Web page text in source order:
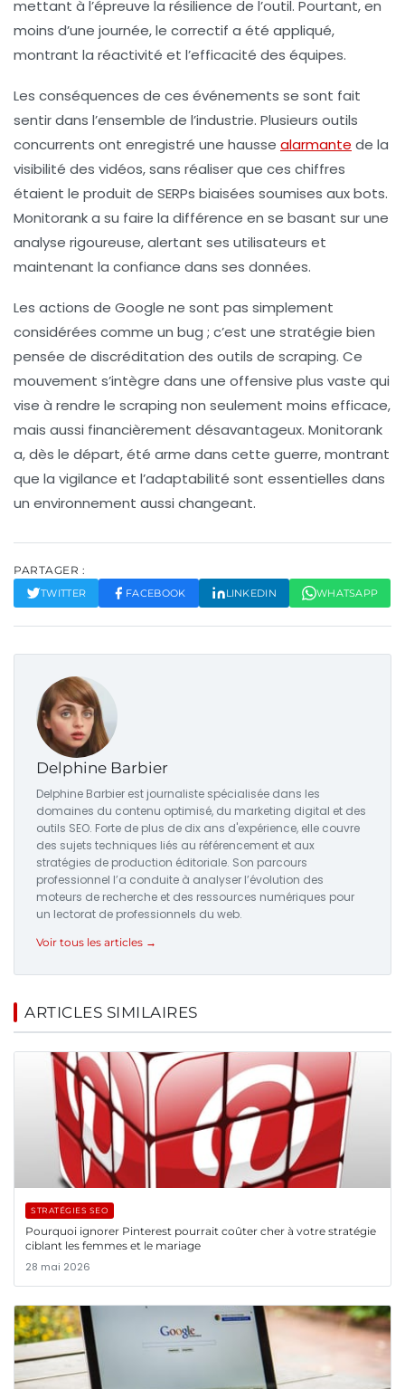
mettant à l’épreuve la résilience de l’outil. Pourtant, en
moins d’une journée, le correctif a été appliqué,
montrant la réactivité et l’efficacité des équipes.
Les conséquences de ces événements se sont fait
sentir dans l’ensemble de l’industrie. Plusieurs outils
concurrents ont enregistré une hausse alarmante de la
visibilité des vidéos, sans réaliser que ces chiffres
étaient le produit de SERPs biaisées soumises aux bots.
Monitorank a su faire la différence en se basant sur une
analyse rigoureuse, alertant ses utilisateurs et
maintenant la confiance dans ses données.
Les actions de Google ne sont pas simplement
considérées comme un bug ; c’est une stratégie bien
pensée de discréditation des outils de scraping. Ce
mouvement s’intègre dans une offensive plus vaste qui
vise à rendre le scraping non seulement moins efficace,
mais aussi financièrement désavantageux. Monitorank
a, dès le départ, été arme dans cette guerre, montrant
que la vigilance et l’adaptabilité sont essentielles dans
un environnement aussi changeant.
PARTAGER :
TWITTER FACEBOOK LINKEDIN WHATSAPP
Delphine Barbier
Delphine Barbier est journaliste spécialisée dans les
domaines du contenu optimisé, du marketing digital et des
outils SEO. Forte de plus de dix ans d'expérience, elle couvre
des sujets techniques liés au référencement et aux
stratégies de production éditoriale. Son parcours
professionnel l’a conduite à analyser l’évolution des
moteurs de recherche et des ressources numériques pour
un lectorat de professionnels du web.
Voir tous les articles →
ARTICLES SIMILAIRES
STRATÉGIES SEO
Pourquoi ignorer Pinterest pourrait coûter cher à votre stratégie
ciblant les femmes et le mariage
28 mai 2026